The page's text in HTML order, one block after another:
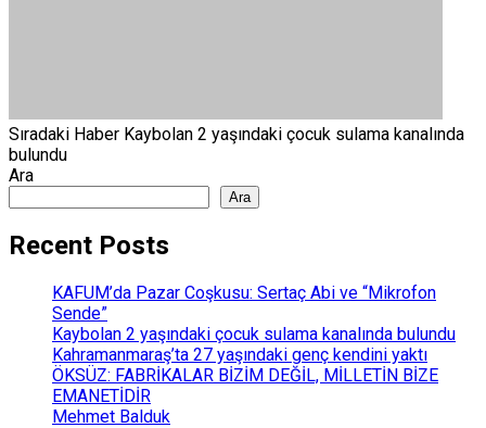
Sıradaki Haber Kaybolan 2 yaşındaki çocuk sulama kanalında
bulundu
Ara
Ara
Recent Posts
KAFUM’da Pazar Coşkusu: Sertaç Abi ve “Mikrofon
Sende”
Kaybolan 2 yaşındaki çocuk sulama kanalında bulundu
Kahramanmaraş’ta 27 yaşındaki genç kendini yaktı
ÖKSÜZ: FABRİKALAR BİZİM DEĞİL, MİLLETİN BİZE
EMANETİDİR
Mehmet Balduk